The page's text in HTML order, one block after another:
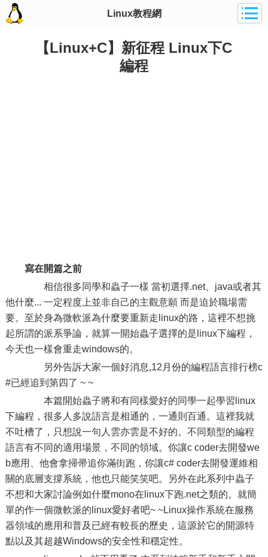
Linux教程網
【Linux+C】新征程 Linux下C
編程
寫在開篇之前
相信很多同學和蟲子一樣 當初選擇.net、java或者其
他什麼... 一定程度上並非自己的主觀意願 而是迫於職場需
要。至於身為微軟派為什麼要重新走linux的路，這裡不想挑
起所謂的派系爭論，就算一開始蟲子選擇的是linux下編程，
今天也一樣會重走windows的。
另外告訴大家一個好消息,12月份的編程語言排行榜c
#已經追到第四了 ~ ~
本篇開始蟲子將和有同樣愛好的同學一起學習linux
下編程，很多人多說語言是相通的，一通則百通。這裡我就
不吐槽了，只想說一句人雲亦雲是不好的。不同類型的編程
語言有不同的適用場景，不同的領域。你讓c coder去開發we
b應用、他會拿掃帚追你滿街跑，你讓c# coder去開發運維相
關的底層支撐系統，他也只能笑笑吧。另外在此系列中蟲子
不想和大家討論例如什麼mono在linux下跑.net之類的。就簡
單的作一個微軟派的linux愛好者吧~ ~Linux操作系統在服務
器領域的應用和普及已經有較長的歷史，這源於它的開源特
點以及其超越Windows的安全性和穩定性。